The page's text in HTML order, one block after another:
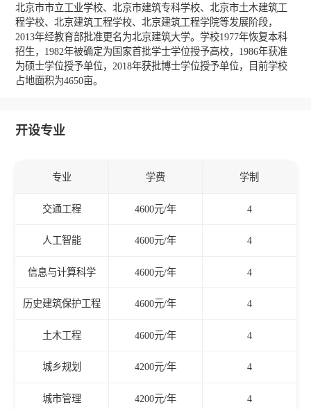
北京市市立工业学校、北京市建筑专科学校、北京市土木建筑工
程学校、北京建筑工程学校、北京建筑工程学院等发展阶段，
2013年经教育部批准更名为北京建筑大学。学校1977年恢复本科
招生，1982年被确定为国家首批学士学位授予高校，1986年获准
为硕士学位授予单位，2018年获批博士学位授予单位，目前学校
占地面积为4650亩。
开设专业
专业 学费 学制
交通工程 4600元/年 4
人工智能 4600元/年 4
信息与计算科学 4600元/年 4
历史建筑保护工程 4600元/年 4
土木工程 4600元/年 4
城乡规划 4200元/年 4
城市管理 4200元/年 4